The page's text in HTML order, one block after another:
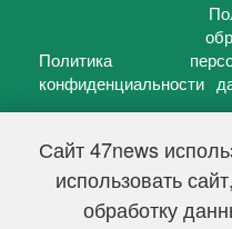
Сайт 47news
использовать
обработку
Политика
конфиденциальности
47 новостей (47 news)2005
Свидетельство о